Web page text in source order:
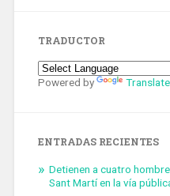
TRADUCTOR
Powered by Translate
ENTRADAS RECIENTES
Detienen a cuatro
Sant Martí en la vía